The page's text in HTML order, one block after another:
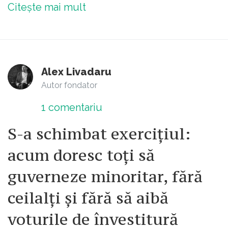
Citește mai mult
Alex Livadaru
Autor fondator
1 comentariu
S-a schimbat exercițiul:
acum doresc toți să
guverneze minoritar, fără
ceilalți și fără să aibă
voturile de învestitură